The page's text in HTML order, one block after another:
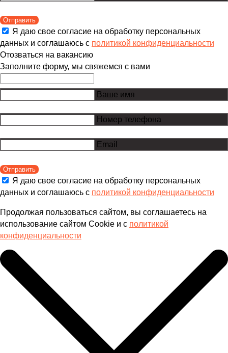
Отправить
Я даю свое согласие на обработку персональных
данных и соглашаюсь с политикой конфиденциальности
Отозваться на вакансию
Заполните форму, мы свяжемся с вами
Ваше имя
Номер телефона
Email
Отправить
Я даю свое согласие на обработку персональных
данных и соглашаюсь с политикой конфиденциальности
Продолжая пользоваться сайтом, вы соглашаетесь на
использование сайтом Cookie и с политикой
конфиденциальности